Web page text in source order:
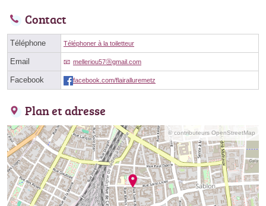
Contact
Téléphone Téléphoner à la toiletteur
Email melleriou57ⓐgmail.com
Facebook facebook.com/flairalluremetz
Plan et adresse
© contributeurs OpenStreetMap